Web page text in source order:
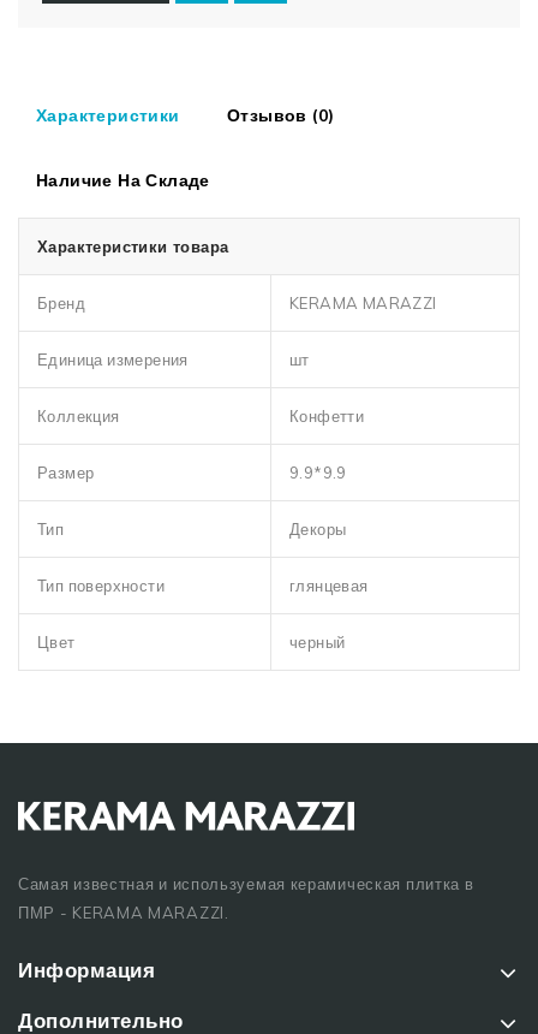
Характеристики Отзывов (0)
Наличие На Складе
Характеристики товара
Бренд KERAMA MARAZZI
Единица измерения шт
Коллекция Конфетти
Размер 9.9*9.9
Тип Декоры
Тип поверхности глянцевая
Цвет черный
Самая известная и используемая керамическая плитка в
ПМР - KERAMA MARAZZI.
Информация
Дополнительно